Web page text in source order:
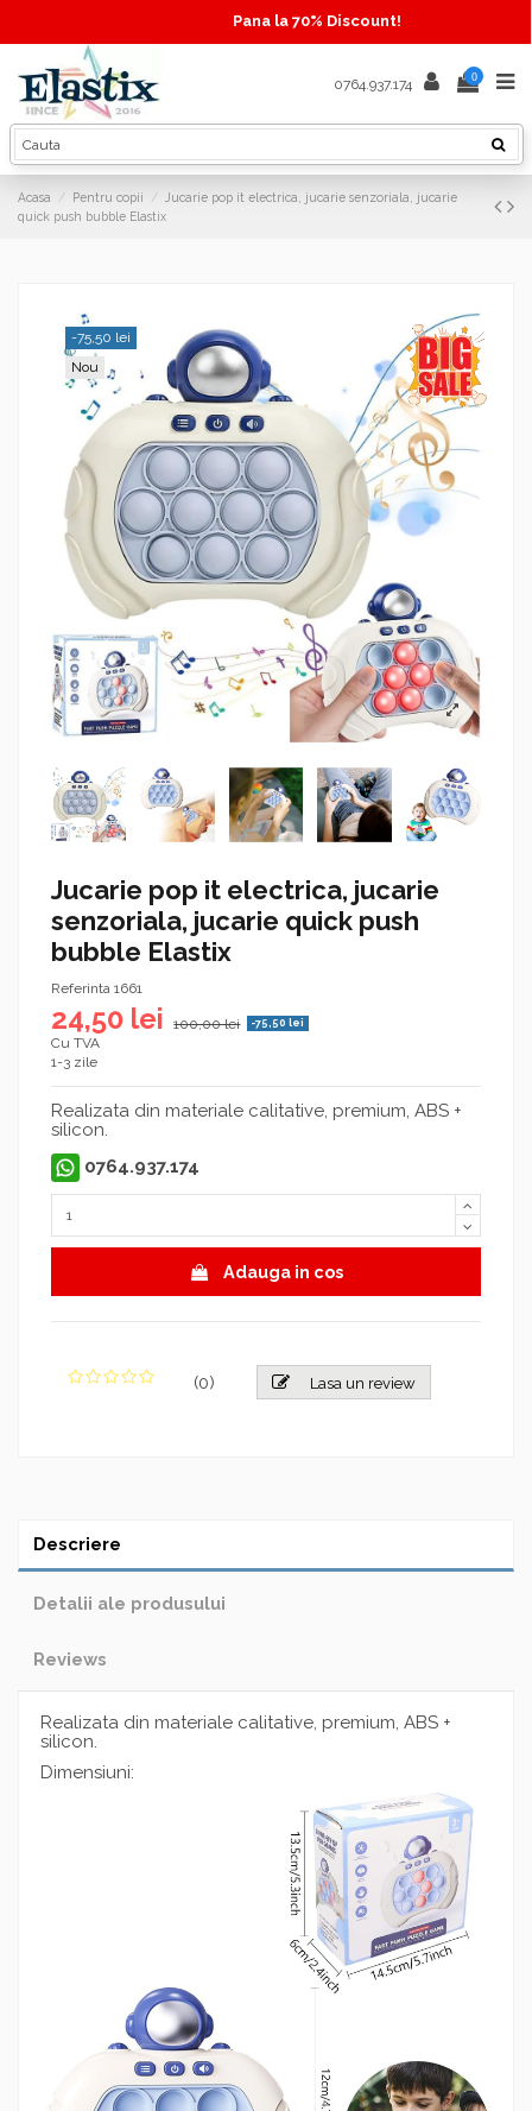
Pana la 70% Discount!
0764.937.174 0
Acasa Pentru copii
Jucarie pop it electrica, jucarie senzoriala, jucarie
quick push bubble Elastix
-75,50 lei
Nou
Jucarie pop it electrica, jucarie
senzoriala, jucarie quick push
bubble Elastix
Referinta 1661
24,50 lei 100,00 lei -75,50 lei
Cu TVA
1-3 zile
Realizata din materiale calitative, premium, ABS +
silicon.
0764.937.174
Adauga in cos
(0) Lasa un review
Descriere
Detalii ale produsului
Reviews
Realizata din materiale calitative, premium, ABS +
silicon.
Dimensiuni: